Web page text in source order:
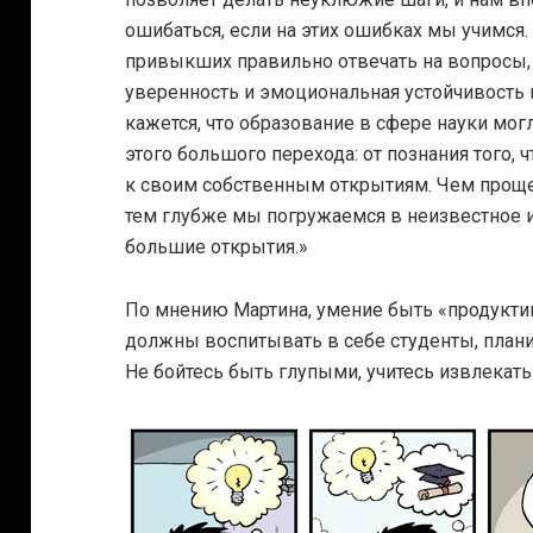
ошибаться, если на этих ошибках мы
привыкших правильно отвечать на
уверенность и эмоциональная
кажется, что образование в сфере науки
этого большого перехода: от познания
к своим собственным открытиям. Чем
тем глубже мы погружаемся в неизвестное
большие открытия.»
По мнению Мартина, умение быть
должны воспитывать в себе студенты,
Не бойтесь быть глупыми, учитесь